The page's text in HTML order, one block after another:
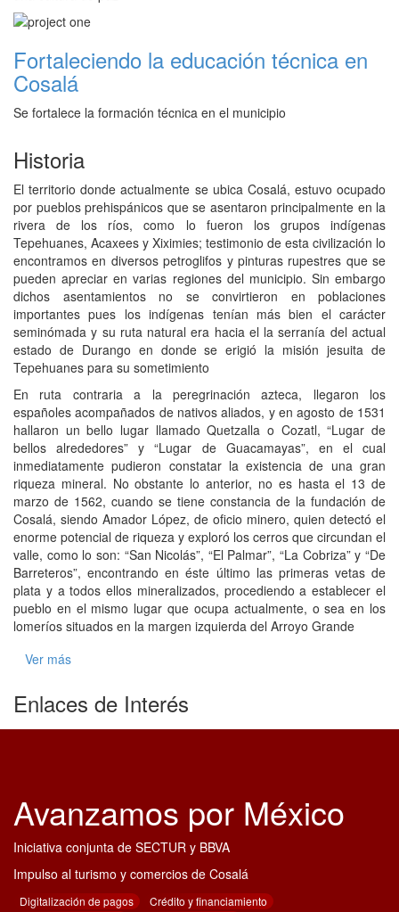
Fortaleciendo la educación técnica en
Cosalá
Se fortalece la formación técnica en el municipio
Historia
El territorio donde actualmente se ubica Cosalá, estuvo ocupado
por pueblos prehispánicos que se asentaron principalmente en la
rivera de los ríos, como lo fueron los grupos indígenas
Tepehuanes, Acaxees y Xiximies; testimonio de esta civilización lo
encontramos en diversos petroglifos y pinturas rupestres que se
pueden apreciar en varias regiones del municipio. Sin embargo
dichos asentamientos no se convirtieron en poblaciones
importantes pues los indígenas tenían más bien el carácter
seminómada y su ruta natural era hacia el la serranía del actual
estado de Durango en donde se erigió la misión jesuita de
Tepehuanes para su sometimiento
En ruta contraria a la peregrinación azteca, llegaron los
españoles acompañados de nativos aliados, y en agosto de 1531
hallaron un bello lugar llamado Quetzalla o Cozatl, “Lugar de
bellos alrededores” y “Lugar de Guacamayas”, en el cual
inmediatamente pudieron constatar la existencia de una gran
riqueza mineral. No obstante lo anterior, no es hasta el 13 de
marzo de 1562, cuando se tiene constancia de la fundación de
Cosalá, siendo Amador López, de oficio minero, quien detectó el
enorme potencial de riqueza y exploró los cerros que circundan el
valle, como lo son: “San Nicolás”, “El Palmar”, “La Cobriza” y “De
Barreteros”, encontrando en éste último las primeras vetas de
plata y a todos ellos mineralizados, procediendo a establecer el
pueblo en el mismo lugar que ocupa actualmente, o sea en los
lomeríos situados en la margen izquierda del Arroyo Grande
Ver más
Enlaces de Interés
Avanzamos por México
Iniciativa conjunta de SECTUR y BBVA
Impulso al turismo y comercios de Cosalá
Digitalización de pagos
Crédito y financiamiento